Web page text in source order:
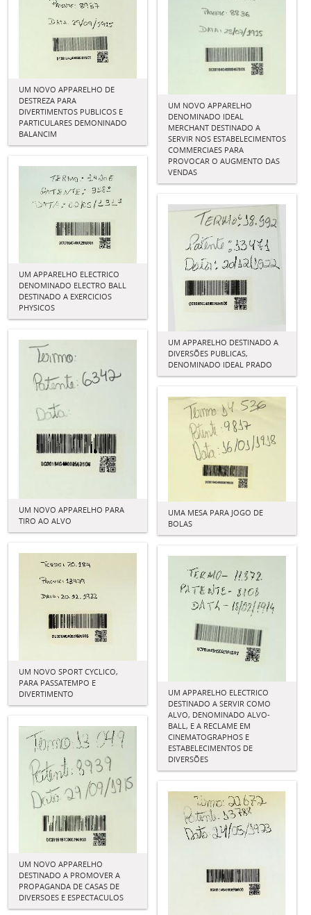
UM NOVO APPARELHO DE
DESTREZA PARA
DIVERTIMENTOS PUBLICOS E
PARTICULARES DEMONINADO
BALANCIM
UM NOVO APPARELHO
DENOMINADO IDEAL
MERCHANT DESTINADO A
SERVIR NOS ESTABELECIMENTOS
COMMERCIAES PARA
PROVOCAR O AUGMENTO DAS
VENDAS
UM APPARELHO ELECTRICO
DENOMINADO ELECTRO BALL
DESTINADO A EXERCICIOS
PHYSICOS
UM APPARELHO DESTINADO A
DIVERSÕES PUBLICAS,
DENOMINADO IDEAL PRADO
UM NOVO APPARELHO PARA
TIRO AO ALVO
UMA MESA PARA JOGO DE
BOLAS
UM NOVO SPORT CYCLICO,
PARA PASSATEMPO E
DIVERTIMENTO
UM APPARELHO ELECTRICO
DESTINADO A SERVIR COMO
ALVO, DENOMINADO ALVO-
BALL, E A RECLAME EM
CINEMATOGRAPHOS E
ESTABELECIMENTOS DE
DIVERSÕES
UM NOVO APPARELHO
DESTINADO A PROMOVER A
PROPAGANDA DE CASAS DE
DIVERSOES E ESPECTACULOS